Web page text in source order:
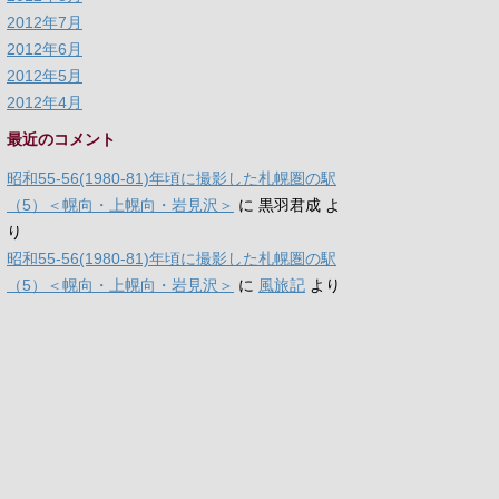
2012年7月
2012年6月
2012年5月
2012年4月
最近のコメント
昭和55-56(1980-81)年頃に撮影した札幌圏の駅
（5）＜幌向・上幌向・岩見沢＞ に 黒羽君成 よ
り
昭和55-56(1980-81)年頃に撮影した札幌圏の駅
（5）＜幌向・上幌向・岩見沢＞ に 風旅記 より